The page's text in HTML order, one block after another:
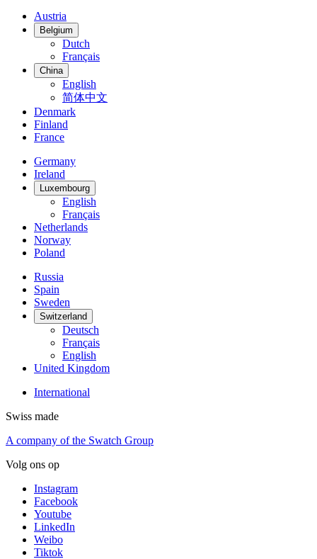
Austria
Belgium
Dutch
Français
China
English
简体中文
Denmark
Finland
France
Germany
Ireland
Luxembourg
English
Français
Netherlands
Norway
Poland
Russia
Spain
Sweden
Switzerland
Deutsch
Français
English
United Kingdom
International
Swiss made
A company of the Swatch Group
Volg ons op
Instagram
Facebook
Youtube
LinkedIn
Weibo
Tiktok